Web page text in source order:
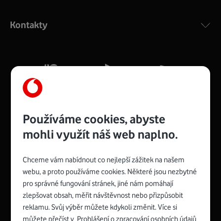
silný signál pro celou domácnost. Kompaktní rozměry 21
Více o COMPAL CH7465VF
Zyxel VMG8623-T50B:
Rozměry modemu jsou 16 x 22 x 7,5 cm (včetně stojánku)
a nabízí 4 gigabitové LAN porty a bezdrátové připojení Wi-
Spojte se s Vodafonem
Kontakty
Používáme cookies, abyste
mohli využít náš web naplno.
Chceme vám nabídnout co nejlepší zážitek na našem
webu, a proto používáme cookies. Některé jsou nezbytné
pro správné fungování stránek, jiné nám pomáhají
zlepšovat obsah, měřit návštěvnost nebo přizpůsobit
reklamu. Svůj výběr můžete kdykoli změnit. Více si
můžete přečíst v Prohlášení o zpracování osobních údajů